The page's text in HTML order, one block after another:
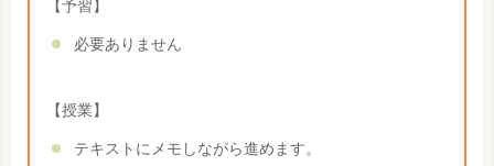
【予習】
必要ありません
【授業】
テキストにメモしながら進めます。